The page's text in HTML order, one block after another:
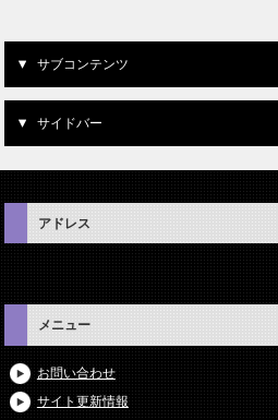
サブコンテンツ
サイドバー
アドレス
メニュー
お問い合わせ
サイト更新情報